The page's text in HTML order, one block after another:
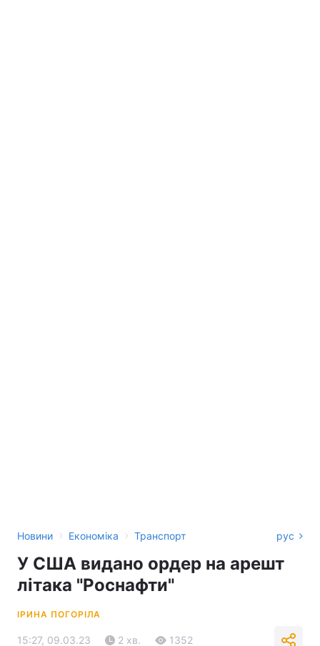
Новини › Економіка › Транспорт рус
У США видано ордер на арешт
літака "Роснафти"
ІРИНА ПОГОРІЛА
15:27, 09.03.23 2 хв. 1352